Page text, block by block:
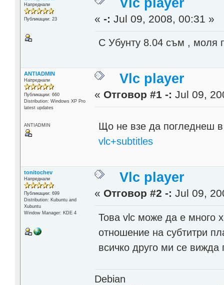
Напреднали
Публикации: 23 «-: Jul 09, 2008, 00:31 »
С Убунту 8.04 съм , моля
ANTIADMIN
Напреднали
Публикации: 660
Distribution: Windows XP Pro
latest updates
ANTIADMIN
Vlc player
« Отговор #1 -: Jul 09,
Що не взе да погледнеш
vlc+subtitles
tonitochev
Напреднали
Публикации: 699
Distribution: Kubuntu and
Xubuntu
Window Manager: KDE 4
Vlc player
« Отговор #2 -: Jul 09,
Това vlc може да е много
отношение на субтитри
всичко друго ми се
Debian